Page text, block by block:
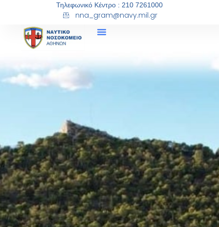
Τηλεφωνικό Κέντρο : 210 7261000
nna_gram@navy.mil.gr